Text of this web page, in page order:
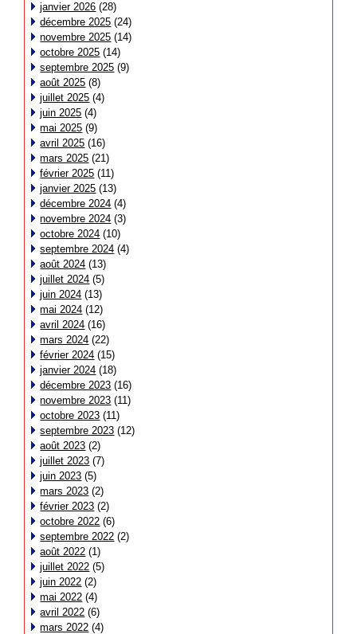
janvier 2026 (28)
décembre 2025 (24)
novembre 2025 (14)
octobre 2025 (14)
septembre 2025 (9)
août 2025 (8)
juillet 2025 (4)
juin 2025 (4)
mai 2025 (9)
avril 2025 (16)
mars 2025 (21)
février 2025 (11)
janvier 2025 (13)
décembre 2024 (4)
novembre 2024 (3)
octobre 2024 (10)
septembre 2024 (4)
août 2024 (13)
juillet 2024 (5)
juin 2024 (13)
mai 2024 (12)
avril 2024 (16)
mars 2024 (22)
février 2024 (15)
janvier 2024 (18)
décembre 2023 (16)
novembre 2023 (11)
octobre 2023 (11)
septembre 2023 (12)
août 2023 (2)
juillet 2023 (7)
juin 2023 (5)
mars 2023 (2)
février 2023 (2)
octobre 2022 (6)
septembre 2022 (2)
août 2022 (1)
juillet 2022 (5)
juin 2022 (2)
mai 2022 (4)
avril 2022 (6)
mars 2022 (4)